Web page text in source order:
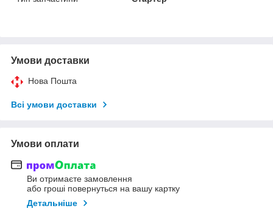
Умови доставки
Нова Пошта
Всі умови доставки
Умови оплати
Ви отримаєте замовлення
або гроші повернуться на вашу картку
Детальніше